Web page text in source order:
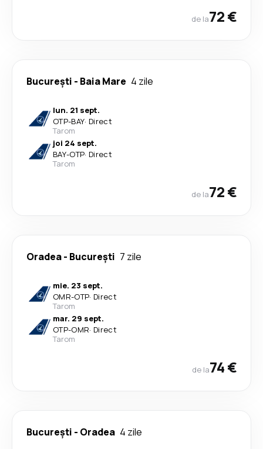
de la72 €
București - Baia Mare 4 zile
lun. 21 sept.
OTP-BAY· Direct
Tarom
joi 24 sept.
BAY-OTP· Direct
Tarom
de la72 €
Oradea- București 7 zile
mie. 23 sept.
OMR-OTP· Direct
Tarom
mar. 29 sept.
OTP-OMR· Direct
Tarom
de la74 €
București - Oradea 4 zile